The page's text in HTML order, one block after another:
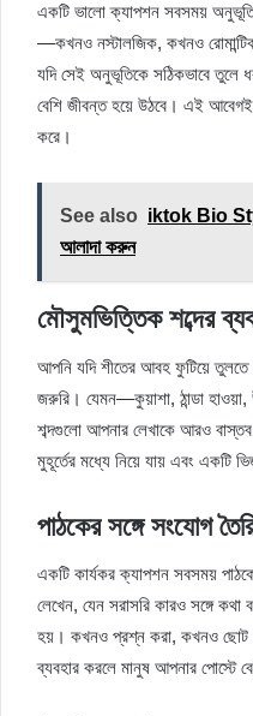
একটি ভালো ক্যাপশন সবসময়
—কখনও নস্টালজিক, কখনও
যদি সেই অনুভূতিকে সঠিকভাবে তুলে
বেশি জীবন্ত হয়ে উঠবে। এই আবেগই
করে।
See also iktok Bio
আলাদা করুন
মৌসুমভিত্তিক শব্দের
আপনি যদি শীতের আবহ ফুটিয়ে তুলতে
জরুরি। যেমন—কুয়াশা, ঠান্ডা
শব্দগুলো আপনার লেখাকে আরও
মুহূর্তের মধ্যে নিয়ে যায় এবং একটি
পাঠকের সঙ্গে সংযোগ
একটি কার্যকর ক্যাপশন সবসময়
লেখেন, যেন সরাসরি কারও সঙ্গে
হয়। কখনও প্রশ্ন করা, কখনও ছোট
ব্যবহার করলে মানুষ আপনার পোস্টে